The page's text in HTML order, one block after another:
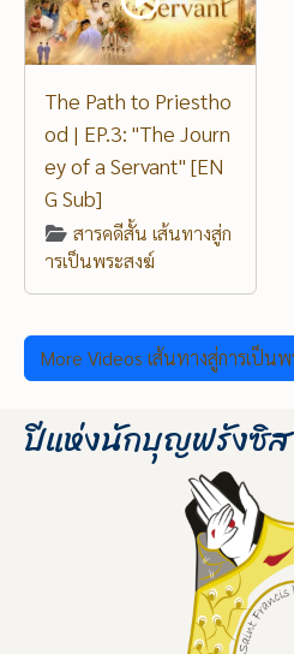
The Path to Priestho
od | EP.3: "The Journ
ey of a Servant" [EN
G Sub]
สารคดีสั้น เส้นทางสู่ก
ารเป็นพระสงฆ์
More Videos เส้นทางสู่การเป็น
ปีแห่งนักบุญฟรังซิ